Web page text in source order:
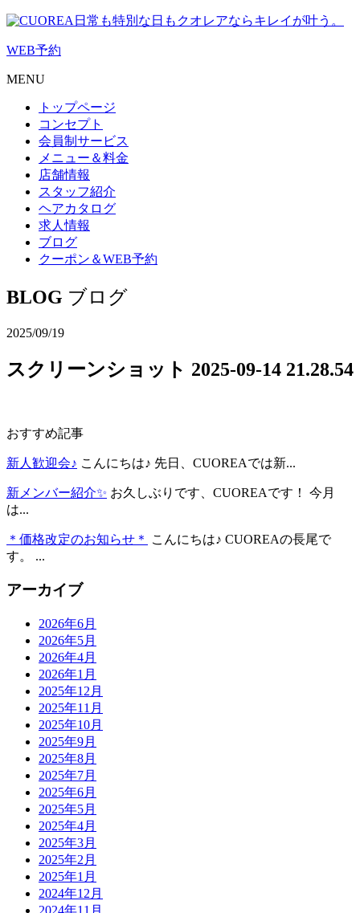
日常も特別な日もクオレアならキレイが叶う。
WEB予約
MENU
トップページ
コンセプト
会員制サービス
メニュー＆料金
店舗情報
スタッフ紹介
ヘアカタログ
求人情報
ブログ
クーポン＆WEB予約
BLOG ブログ
2025/09/19
スクリーンショット 2025-09-14 21.28.54
おすすめ記事
新人歓迎会♪ こんにちは♪ 先日、CUOREAでは新...
新メンバー紹介✨ お久しぶりです、CUOREAです！ 今月
は...
＊価格改定のお知らせ＊
こんにちは♪ CUOREAの長尾で
す。 ...
アーカイブ
2026年6月
2026年5月
2026年4月
2026年1月
2025年12月
2025年11月
2025年10月
2025年9月
2025年8月
2025年7月
2025年6月
2025年5月
2025年4月
2025年3月
2025年2月
2025年1月
2024年12月
2024年11月